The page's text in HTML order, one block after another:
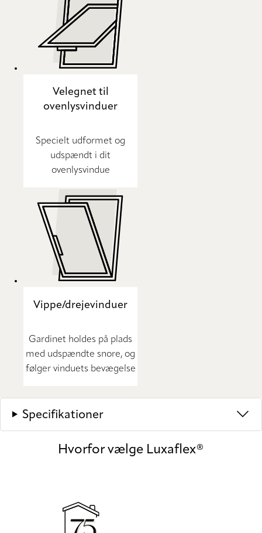
Velegnet til
ovenlysvinduer
Specielt udformet og
udspændt i dit
ovenlysvindue
Vippe/drejevinduer
Gardinet holdes på plads
med udspændte snore, og
følger vinduets bevægelse
Specifikationer
Hvorfor vælge Luxaflex®